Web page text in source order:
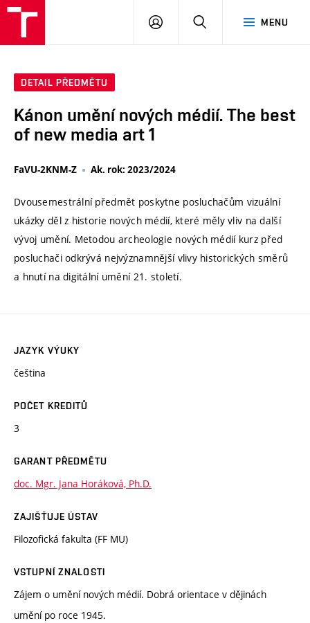
MENU
PŘIHLÁSIT
DETAIL PŘEDMĚTU
Kánon umění nových médií. The best
of new media art 1
FaVU-2KNM-Z Ak. rok: 2023/2024
Dvousemestrální předmět poskytne posluchačům vizuální
ukázky děl z historie nových médií, které měly vliv na další
vývoj umění. Metodou archeologie nových médií kurz před
posluchači odkrývá nejvýznamnější vlivy historických směrů
a hnutí na digitální umění 21. století.
JAZYK VÝUKY
čeština
POČET KREDITŮ
3
GARANT PŘEDMĚTU
doc. Mgr. Jana Horáková, Ph.D.
ZAJIŠŤUJE ÚSTAV
Filozofická fakulta (FF MU)
VSTUPNÍ ZNALOSTI
Zájem o umění nových médií. Dobrá orientace v dějinách
umění po roce 1945.